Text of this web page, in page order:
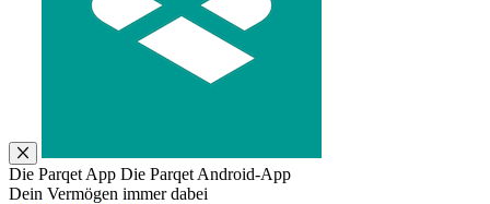
Die Parqet App Die Parqet Android-App
Dein Vermögen immer dabei